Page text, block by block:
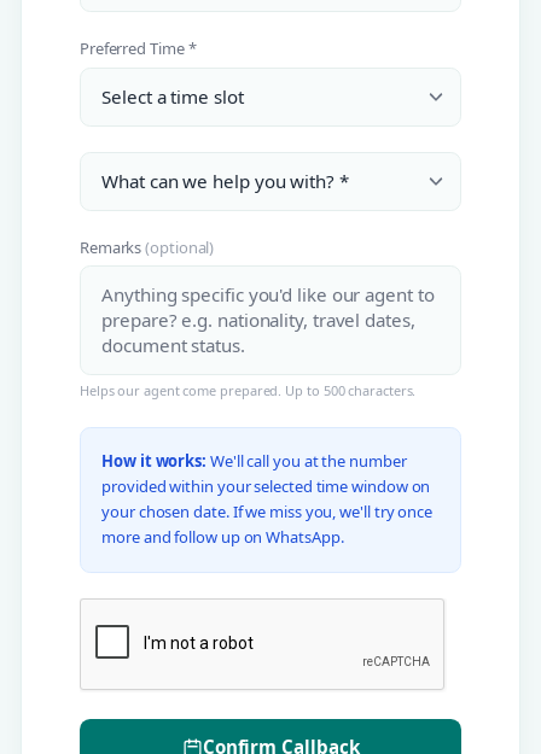
Preferred Time *
Remarks(optional)
Helps our agent come prepared. Up to 500 characters.
How it works: We'll call you at the number
provided within your selected time window on
your chosen date. If we miss you, we'll try once
more and follow up on WhatsApp.
Confirm Callback